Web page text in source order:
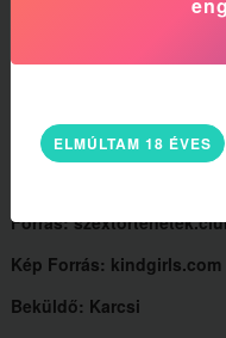
tanárnőm. Egyszerűen egy
mindene, az hogy
eltűnnek a korlátok. Talán
nem találok szavakat, arra
Forrás:
Kép Forrás: kindgirls.com
Beküldő: Karcsi
ELMÚLTAM 18 ÉVES